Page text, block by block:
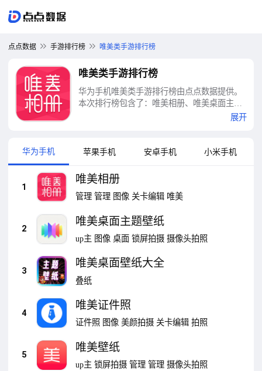
点点数据 手游排行榜 唯美类手游排行榜
唯美类手游排行榜
华为手机唯美类手游排行榜由点点数据提供。
本次排行榜包含了：唯美相册、唯美桌面主题
壁纸、唯美桌面壁纸大全、唯美证件照、唯美
展开
华为手机 苹果手机 安卓手机 小米手机
1
唯美相册
管理 管理 图像 关卡编辑 唯美
2
唯美桌面主题壁纸
up主 图像 桌面 锁屏拍摄 摄像头拍照
3
唯美桌面壁纸大全
叠纸
4
唯美证件照
证件照 图像 美颜拍摄 关卡编辑 拍照
5
唯美壁纸
up主 锁屏拍摄 管理 管理 摄像头拍照